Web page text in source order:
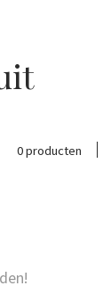
0 producten